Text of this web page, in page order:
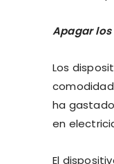
Apagar
Los
ha
en
El